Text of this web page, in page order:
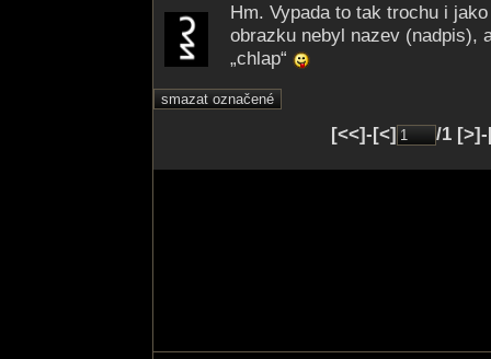
Hm. Vypada to tak trochu i
obrazku nebyl nazev (nadpis),
„chlap“
[<<]-[<] /1